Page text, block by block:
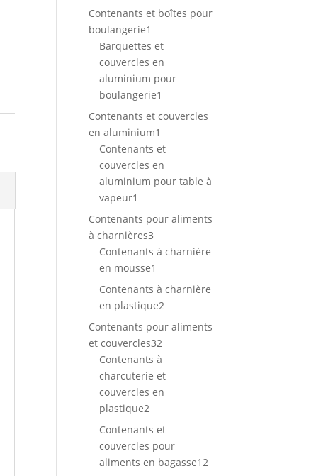
produit
Contenants et boîtes pour
boulangerie1
produit
Barquettes et
couvercles en
aluminium pour
boulangerie1
produit
Contenants et couvercles
en aluminium1
produit
Contenants et
couvercles en
aluminium pour table à
vapeur1
Contenants pour aliments
à charnières3
produits
Contenants à charnière
en mousse1
produit
Contenants à charnière
en plastique2
produits
Contenants pour aliments
et couvercles32
Contenants à
charcuterie et
couvercles en
plastique2
produits
Contenants et
couvercles pour
aliments en bagasse12